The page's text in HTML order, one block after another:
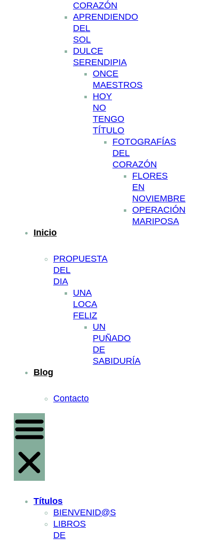
CORAZÓN
APRENDIENDO
DEL
SOL
DULCE
SERENDIPIA
ONCE
MAESTROS
HOY
NO
TENGO
TÍTULO
FOTOGRAFÍAS
DEL
CORAZÓN
FLORES
EN
NOVIEMBRE
OPERACIÓN
MARIPOSA
Inicio
PROPUESTA
DEL
DIA
UNA
LOCA
FELIZ
UN
PUÑADO
DE
SABIDURÍA
Blog
Contacto
Títulos
BIENVENID@S
LIBROS
DE